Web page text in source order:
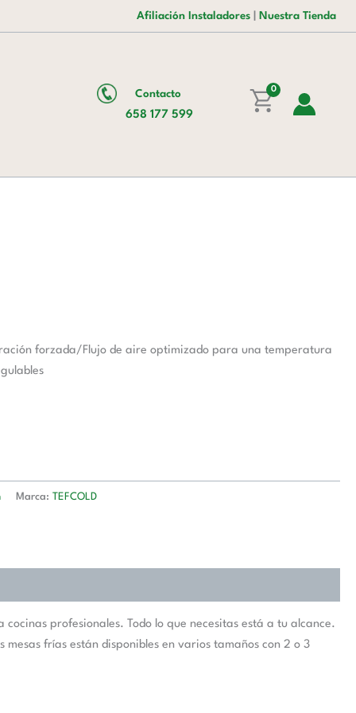
Afiliación Instaladores Nuestra Tienda
Contacto
658 177 599
0
forzada/Flujo de aire optimizado para una temperatura
Marca: TEFCOLD
profesionales. Todo lo que necesitas está a tu alcance.
frías están disponibles en varios tamaños con 2 o 3
2.370,00 €.1.652,00 €.
Preparación
De
cantidad